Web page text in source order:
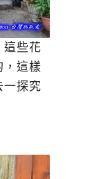
這些花
，這樣
一探究